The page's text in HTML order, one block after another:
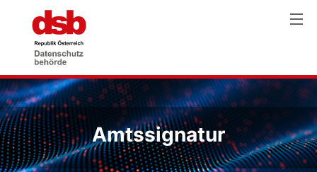
Amtssignatur